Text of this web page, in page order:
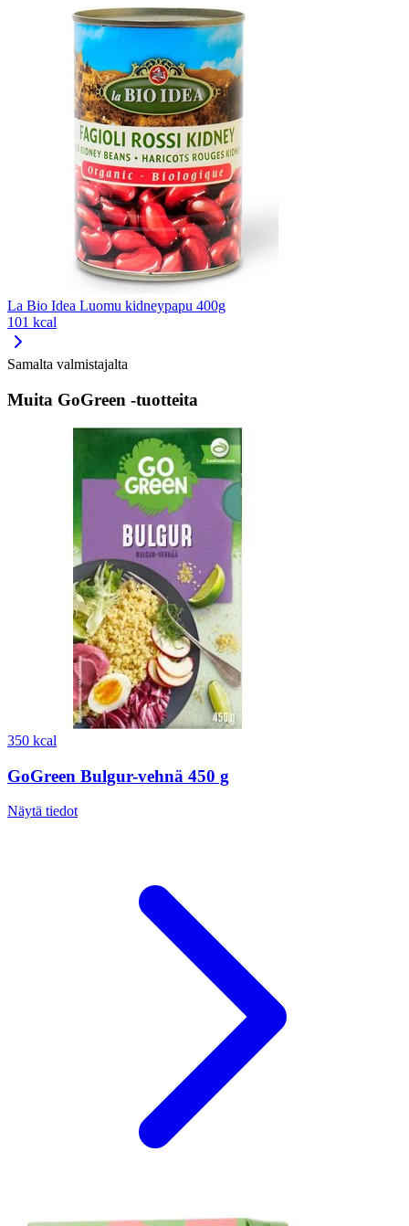
La Bio Idea Luomu kidneypapu 400g
101 kcal
Samalta valmistajalta
Muita GoGreen -tuotteita
350 kcal
GoGreen Bulgur-vehnä 450 g
Näytä tiedot